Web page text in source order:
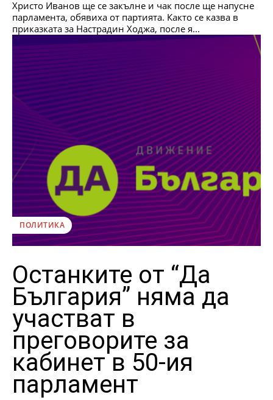
Христо Иванов ще се закълне и чак после ще напусне
парламента, обявиха от партията. Както се казва в
приказката за Настрадин Ходжа, после я...
ПОЛИТИКА
Останките от “Да
България” няма да
участват в
преговорите за
кабинет в 50-ия
парламент